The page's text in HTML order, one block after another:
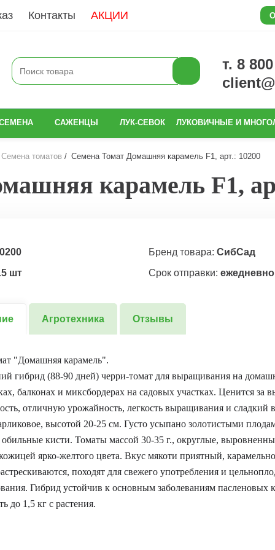
Контакты АКЦИИ
т. 8
САЖЕНЦЫ ЛУК-СЕВОК ЛУКОВИЧНЫЕ И
Семена томатов Семена Томат Домашняя карамель F1, арт.: 10200
карамель F1,
Бренд товара: СибСад
шт
Срок отправки: ежедневно
Агротехника Отзывы
"Домашняя карамель".
гибрид (88-90 дней) черри-томат для выращивания на
балконах и миксбордерах на садовых участках. Ценится за
отличную урожайность, легкость выращивания и сладкий
высотой 20-25 см. Густо усыпано золотистыми
кисти. Томаты массой 30-35 г., округлые,
ярко-желтого цвета. Вкус мякоти приятный,
походят для свежего употребления и
Гибрид устойчив к основным заболеваниям пасленовых
до 1,5 кг с растения.